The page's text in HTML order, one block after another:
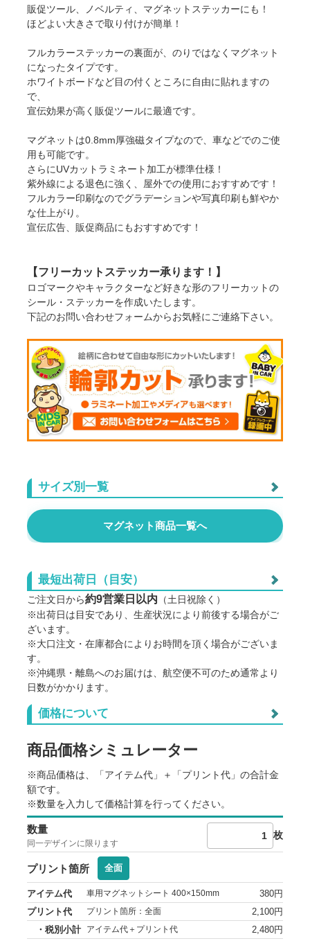
販促ツール、ノベルティ、マグネットステッカーにも！
ほどよい大きさで取り付けが簡単！
フルカラーステッカーの裏面が、のりではなくマグネット
になったタイプです。
ホワイトボードなど目の付くところに自由に貼れますの
で、
宣伝効果が高く販促ツールに最適です。
マグネットは0.8mm厚強磁タイプなので、車などでのご使
用も可能です。
さらにUVカットラミネート加工が標準仕様！
紫外線による退色に強く、屋外での使用におすすめです！
フルカラー印刷なのでグラデーションや写真印刷も鮮やか
な仕上がり。
宣伝広告、販促商品にもおすすめです！
【フリーカットステッカー承ります！】
ロゴマークやキャラクターなど好きな形のフリーカットの
シール・ステッカーを作成いたします。
下記のお問い合わせフォームからお気軽にご連絡下さい。
サイズ別一覧
角型 25×25cm
丸型 25×25cm
角型 30×10cm
角型 30×30cm
角型 40×15cm
角型 60×25cm
角型 70×30cm
マグネット商品一覧へ
最短出荷日（目安）
ご注文日から約9営業日以内 （土日祝除く）
※出荷日は目安であり、生産状況により前後する場合がご
ざいます。
※大口注文・在庫都合によりお時間を頂く場合がございま
す。
※沖縄県・離島へのお届けは、航空便不可のため通常より
日数がかかります。
ご利用に際しての注意点
に差が生じる場合がございます。
す。
※出荷予定日は、各種条件によって変動します。
※出荷日前倒しのご相談は原則お受けしていません。
※生産状況や天候、交通事情等で納期が前後することがありま
※ご注文数量が多い場合、納品までお時間を頂く場合がござい
ます。
※本ページ記載の内容は予告なく変更することがあります。
価格について
商品価格シミュレーター
※商品価格は、「アイテム代」＋「プリント代」の合計金
額です。
※数量を入力して価格計算を行ってください。
数量
同一デザインに限ります
枚
プリント箇所 全面
アイテム代 車用マグネットシート 400×150mm
380円
プリント代
プリント箇所：全面
2,100円
・税別小計
アイテム代＋プリント代 2,480円